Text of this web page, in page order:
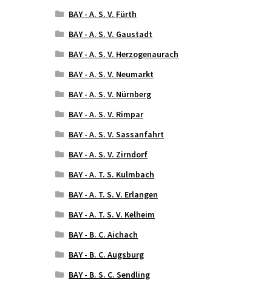
BAY - A. S. V. Fürth
BAY - A. S. V. Gaustadt
BAY - A. S. V. Herzogenaurach
BAY - A. S. V. Neumarkt
BAY - A. S. V. Nürnberg
BAY - A. S. V. Rimpar
BAY - A. S. V. Sassanfahrt
BAY - A. S. V. Zirndorf
BAY - A. T. S. Kulmbach
BAY - A. T. S. V. Erlangen
BAY - A. T. S. V. Kelheim
BAY - B. C. Aichach
BAY - B. C. Augsburg
BAY - B. S. C. Sendling